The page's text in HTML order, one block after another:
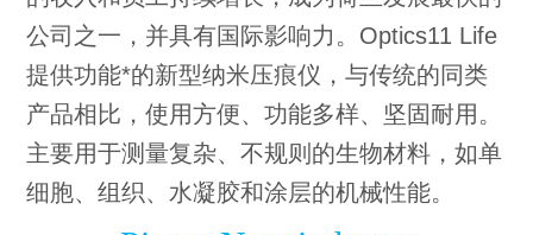
公司之一，并具有国际影响力。Optics11 Life
提供功能*的新型纳米压痕仪，与传统的同类
产品相比，使用方便、功能多样、坚固耐用。
主要用于测量复杂、不规则的生物材料，如单
细胞、组织、水凝胶和涂层的机械性能。